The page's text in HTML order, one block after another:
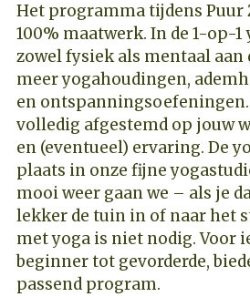
Het programma tijdens Puur
100% maatwerk. In de 1-op-1
zowel fysiek als mentaal aan
meer yogahoudingen,
en ontspanningsoefeningen.
volledig afgestemd op jouw
en (eventueel) ervaring. De
plaats in onze fijne
mooi weer gaan we – als je
lekker de tuin in of naar het
met yoga is niet nodig. Voor
beginner tot gevorderde,
passend program.